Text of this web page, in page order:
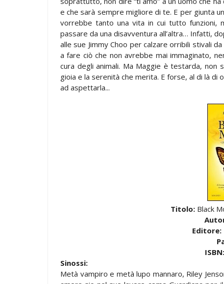
e che sarà sempre migliore di te. E per giunta
vorrebbe tanto una vita in cui tutto funzioni,
passare da una disavventura all’altra… Infatti,
alle sue Jimmy Choo per calzare orribili stivali
a fare ciò che non avrebbe mai immaginato,
cura degli animali. Ma Maggie è testarda,
gioia e la serenità che merita. E forse, al di là
ad aspettarla...
Titolo: Black
Editore:
ISBN:
Sinossi:
Metà vampiro e metà lupo mannaro, Riley